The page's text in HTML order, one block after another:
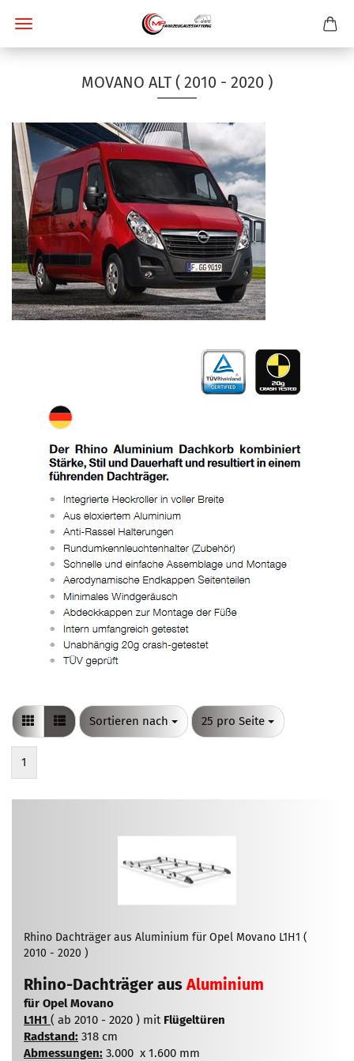
MOVANO ALT ( 2010 - 2020 )
Sortieren nach
Sortieren nach 25 pro Seite
pro Seite
1
Rhino Dachträger aus Aluminium für Opel Movano L1H1 (
2010 - 2020 )
Rhino-Dachträger ausAluminium
für Opel Movano
L1H1 ( ab 2010 - 2020 ) mit Flügeltüren
Radstand: 318 cm
Abmessungen: 3.000 x 1.600 mm